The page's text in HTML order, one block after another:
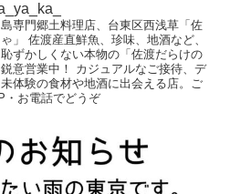
専門郷土料理店、台東区西浅草「佐
」
佐渡産直鮮魚、珍味、地酒など、
ずかしくない本物の「佐渡だらけの
意営業中！
カジュアルなご接待、デ
体験の食材や地酒に出会える店。ご
・お電話でどうぞ